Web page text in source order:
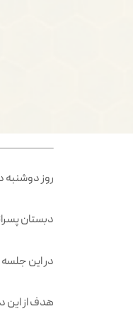
روز
دبستان
در این
هدف از این